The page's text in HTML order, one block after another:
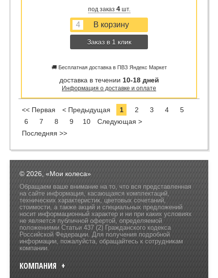
под заказ 4шт.
Заказ в 1 клик
🚚 Бесплатная доставка в ПВЗ Яндекс Маркет
доставка в течении 10-18 дней
Информация о доставке и оплате
<< Первая < Предыдущая 1 2 3 4
5
6
7 8 9 10
Следующая >
Последняя >>
© 2026, «Мои колеса»
Обращаем ваше внимание на то, что вся представленная
на сайте информация, касающаяся комплектаций,
технических характеристик, цветовых сочетаний,
стоимости, а также акций и специальных предложений
носит информационный характер и ни при каких условиях
не является публичной офертой, определяемой
положениями Статьи 437 (2) Гражданского кодекса
Российской Федерации. Для получения подробной
информации, пожалуйста, обращайтесь к сотрудникам
компании.
КОМПАНИЯ